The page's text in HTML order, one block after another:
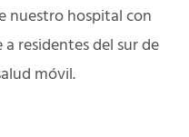
nuestro hospital con
residentes del sur de
móvil.